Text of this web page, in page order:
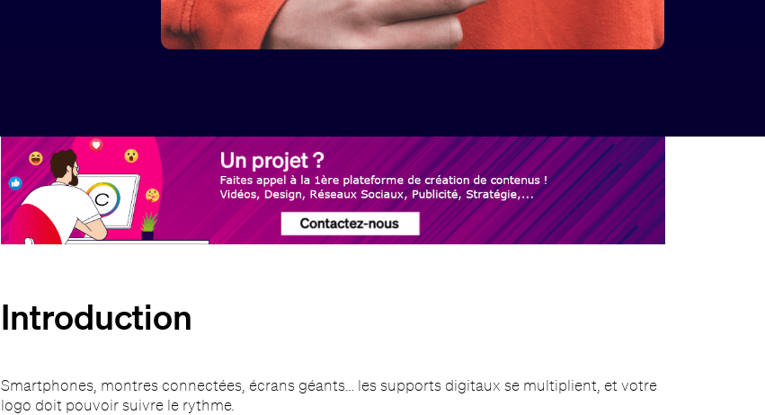
Introduction
Smartphones, montres connectées, écrans géants… les supports digitaux se multiplient, et votre
logo doit pouvoir suivre le rythme.